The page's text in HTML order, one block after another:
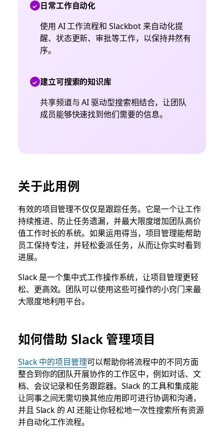
日常工作自动化
使用 AI 工作流程和 Slackbot 来自动化提
醒、状态更新、审批等工作，以保持井然有
序。
建立可搜索的知识库
共享频道与 AI 驱动型搜索相结合，让团队
成员能够快速找到他们需要的信息。
关于此用例
有效的项目管理不仅仅是跟踪任务。它是一个让工作
持续推进、防止任务遗漏，并最大限度增加团队高价
值工作时长的系统。如果运用得当，项目管理能帮助
员工保持专注，并轻松委派任务，从而让你实时看到
进展。
Slack 是一个集中式工作操作系统，让项目管理更轻
松、更高效。团队可以使用这些可操作的小窍门来最
大限度地利用平台。
如何借助 Slack 管理项目
Slack 中的项目管理可以帮助你将流程中的不同方面
整合到你的团队开展协作的工作区中，例如对话、文
档、会议记录和任务跟踪器。Slack 的工具和集成能
让同事之间无需切换其他应用即可进行协调和沟通，
并且 Slack 的 AI 还能让你轻松地一次性搜索所有资源
并自动化工作流程。